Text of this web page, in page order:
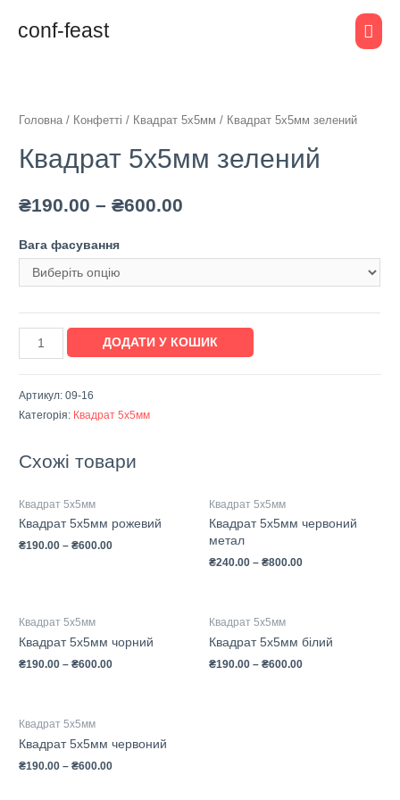
conf-feast
Головна / Конфетті / Квадрат 5х5мм / Квадрат 5х5мм зелений
Квадрат 5х5мм зелений
₴190.00 –₴600.00
Вага фасування
ДОДАТИ У КОШИК
Артикул:09-16
Категорія: Квадрат 5х5мм
Схожі товари
Квадрат 5х5мм
Квадрат 5х5мм рожевий
₴190.00 –₴600.00
Квадрат 5х5мм
Квадрат 5х5мм червоний
метал
₴240.00 – ₴800.00
Квадрат 5х5мм
Квадрат 5х5мм чорний
₴190.00 –₴600.00
Квадрат 5х5мм
Квадрат 5х5мм білий
₴190.00 – ₴600.00
Квадрат 5х5мм
Квадрат 5х5мм червоний
₴190.00 –₴600.00